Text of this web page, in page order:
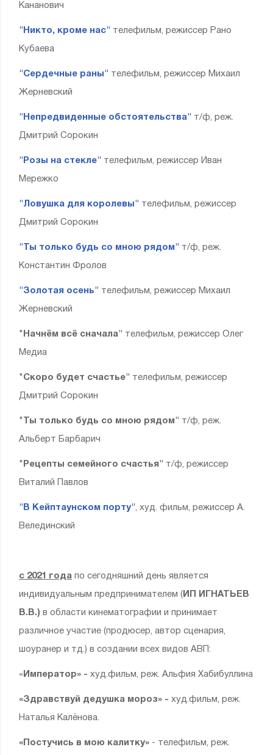
Кананович
"Никто, кроме нас" телефильм, режиссер Рано
Кубаева
"Сердечные раны" телефильм, режиссер Михаил
Жерневский
"Непредвиденные обстоятельства" т/ф, реж.
Дмитрий Сорокин
"Розы на стекле" телефильм, режиссер Иван
Мережко
"Ловушка для королевы" телефильм, режиссер
Дмитрий Сорокин
"Ты только будь со мною рядом" т/ф, реж.
Константин Фролов
"Золотая осень" телефильм, режиссер Михаил
Жерневский
" Начнём всё сначала" телефильм, режиссер Олег
Медиа
" Скоро будет счастье" телефильм, режиссер
Дмитрий Сорокин
" Ты только будь со мною рядом" т/ф, реж.
Альберт Барбарич
" Рецепты семейного счастья" т/ф, режиссер
Виталий Павлов
"В Кейптаунском порту", худ. фильм, режиссер А.
Велединский
с 2021 года по сегодняшний день является
индивидуальным предпринимателем ( ИП ИГНАТЬЕВ
В.В.) в области кинематографии и принимает
различное участие (продюсер, автор сценария,
шоуранер и тд.) в создании всех видов АВП:
« Император» - худ.фильм, реж. Альфия Хабибуллина
«Здравствуй дедушка мороз» - худ.фильм, реж.
Наталья Калёнова.
«Постучись в мою калитку» - телефильм, реж.